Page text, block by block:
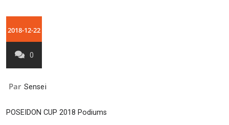
2018-12-22
0
Par Sensei
POSEIDON CUP 2018 Podiums